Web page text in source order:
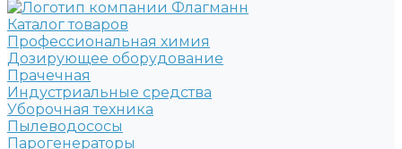
Каталог товаров
Профессиональная химия
Дозирующее оборудование
Прачечная
Индустриальные средства
Уборочная техника
Пылеводососы
Парогенераторы